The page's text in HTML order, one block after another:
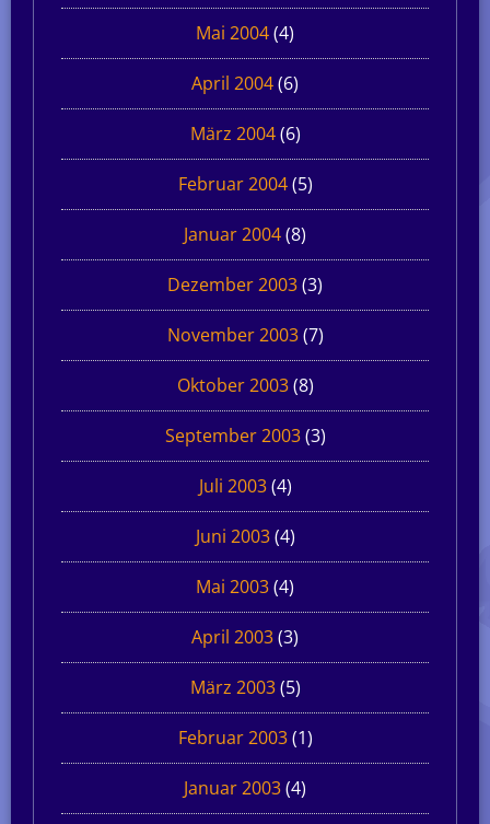
Mai 2004(4)
April 2004(6)
März 2004(6)
Februar 2004(5)
Januar 2004(8)
Dezember 2003(3)
November 2003(7)
Oktober 2003(8)
September 2003(3)
Juli 2003(4)
Juni 2003(4)
Mai 2003(4)
April 2003(3)
März 2003(5)
Februar 2003(1)
Januar 2003(4)